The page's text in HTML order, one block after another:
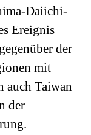
Daiichi-
Ereignis
der
mit
auch Taiwan
der